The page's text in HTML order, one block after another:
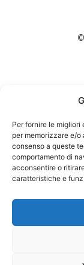
Per fornire le
per memorizzare e/
consenso a queste
comportamento di
acconsentire o
caratteristiche e